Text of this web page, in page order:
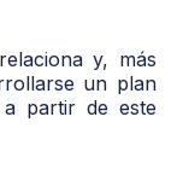
y, más
un plan
partir de este